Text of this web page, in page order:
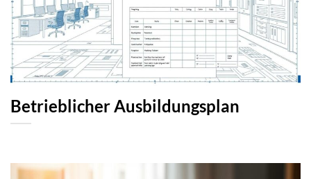
Betrieblicher Ausbildungsplan